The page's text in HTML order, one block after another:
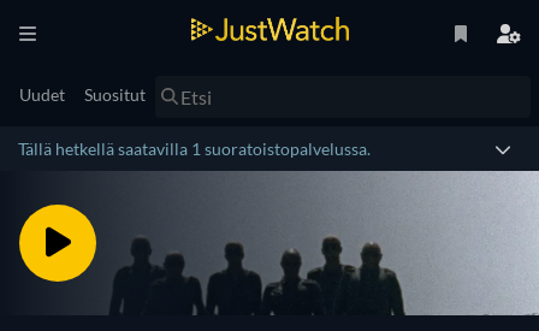
Uudet Suositut
Tällä hetkellä saatavilla 1 suoratoistopalvelussa.